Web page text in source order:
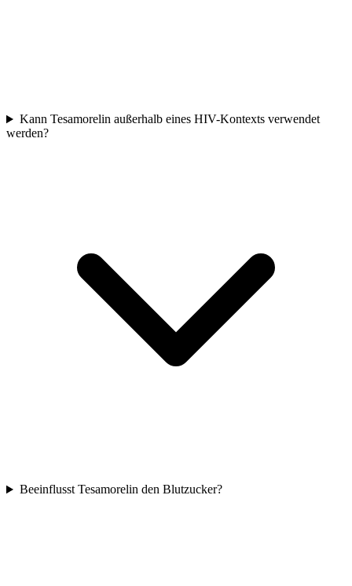
Kann Tesamorelin außerhalb eines HIV-Kontexts verwendet
werden?
Beeinflusst Tesamorelin den Blutzucker?